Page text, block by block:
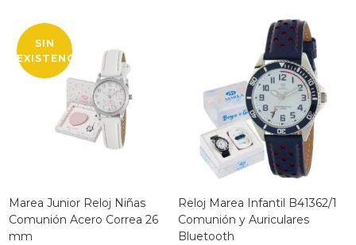
SIN
EXISTENCIAS
Marea Junior Reloj Niñas
Comunión Acero Correa 26
mm
Reloj Marea Infantil B41362/1
Comunión y Auriculares
Bluetooth